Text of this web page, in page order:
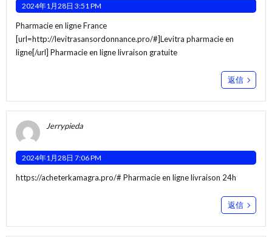
2024年1月28日 3:51 PM
Pharmacie en ligne France
[url=http://levitrasansordonnance.pro/#]Levitra pharmacie en
ligne[/url] Pharmacie en ligne livraison gratuite
返信
Jerrypieda
2024年1月28日 7:06 PM
https://acheterkamagra.pro/# Pharmacie en ligne livraison 24h
返信